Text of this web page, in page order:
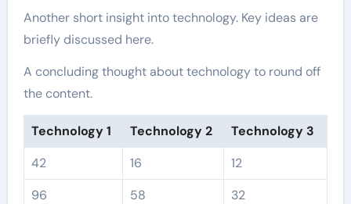
Another short insight into technology. Key ideas are
briefly discussed here.
A concluding thought about technology to round off
the content.
Technology 1 Technology 2
Technology 3
42
16
12
96
58
32